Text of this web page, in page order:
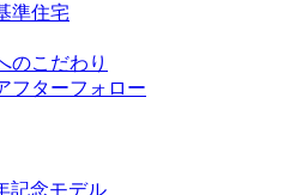
準住宅
のこだわり
フターフォロー
記念モデル